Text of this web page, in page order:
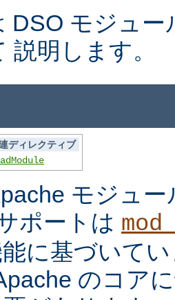
DSO モジュ
明します。
ディレクティブ
モジュ
ポートは
に基づいて
のコア